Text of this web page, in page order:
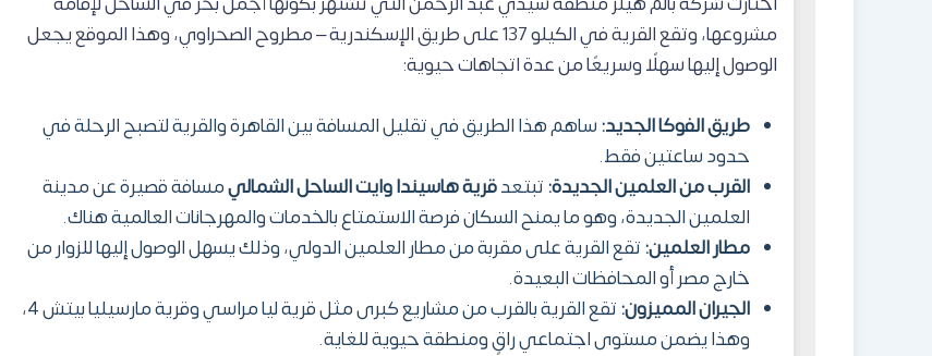
مشروعها، وتقع القرية في الكيلو 137 على طريق الإسكندرية – مطروح الصحراوي، وهذا الموقع يجعل
الوصول إليها سهلًا وسريعًا من عدة اتجاهات حيوية:
طريق الفوكا الجديد:ساهم هذا الطريق في تقليل المسافة بين القاهرة والقرية لتصبح الرحلة في
حدود ساعتين فقط.
القرب من العلمين الجديدة:تبتعدقرية هاسيندا وايت الساحل الشماليمسافة قصيرة عن مدينة
العلمين الجديدة، وهو ما يمنح السكان فرصة الاستمتاع بالخدمات والمهرجانات العالمية هناك.
مطار العلمين:تقع القرية على مقربة من مطار العلمين الدولي، وذلك يسهل الوصول إليها للزوار من
خارج مصر أو المحافظات البعيدة.
الجيران المميزون:
تقع القرية بالقرب من مشاريع كبرى مثل قرية ليا مراسي وقرية مارسيليا بيتش 4،
وهذا يضمن مستوى اجتماعي راقٍ ومنطقة حيوية للغاية.